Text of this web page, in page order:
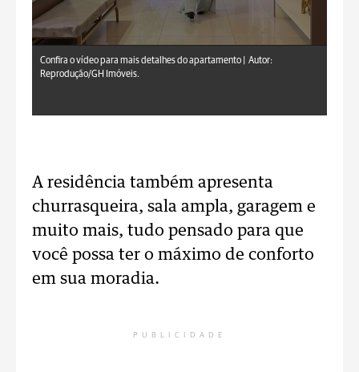
Confira o vídeo para mais detalhes do apartamento |
Autor:
Reprodução/GH Imóveis.
A residência também apresenta
churrasqueira, sala ampla, garagem e
muito mais, tudo pensado para que
você possa ter o máximo de conforto
em sua moradia.
PUBLICIDADE